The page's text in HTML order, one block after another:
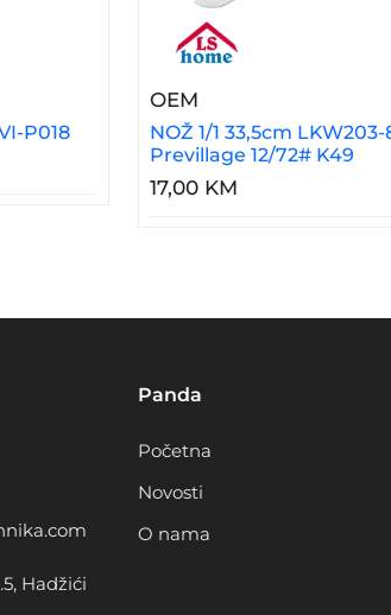
Nož HR-EVI-P018
P018
OEM– NOŽ 1/1 33,5cm
NOŽ 1/1 33,5cm LKW203-
Previllage 12/72# K49
17,00 KM
Hadžići
Panda
Početna
Novosti
O nama